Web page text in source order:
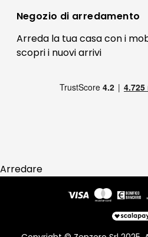
Contatti
FAQ
Pagamenti
Negozio di arredamento
Arreda la tua casa con i
scopri i nuovi arrivi
Arredare